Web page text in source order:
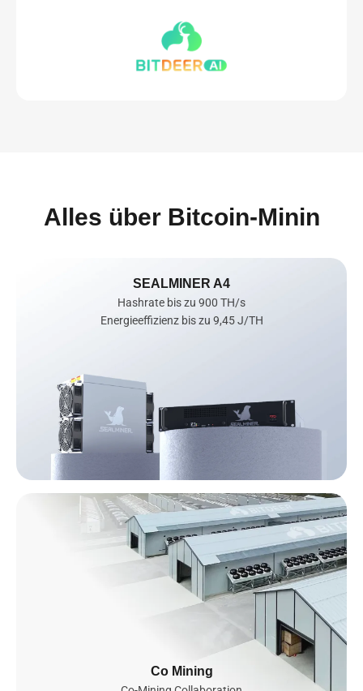
Alles über Bitcoin-Minin
SEALMINER A4
Hashrate bis zu 900 TH/s
Energieeffizienz bis zu 9,45 J/TH
Co Mining
KI-Infrastruktur
Seit 2023 bauen wir eine globale KI-Infrastruktur in Südostasien
auf und planen bis 2026 eine aktive Expansion in die USA und
nach Norwegen. Unsere vollständig integrierte KI-Cloud, betrieben